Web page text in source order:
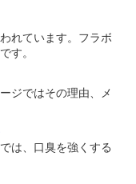
れています。フラボ
す。
ジではその理由、メ
は、口臭を強くする